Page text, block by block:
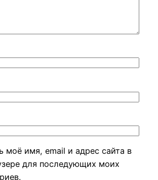
моё имя, email и адрес сайта в
для последующих моих